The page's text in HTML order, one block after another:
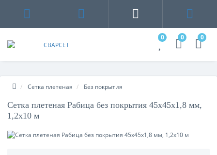
0 0 0
Сетка плетеная Без покрытия
Сетка плетеная Рабица без покрытия 45х45х1,8 мм,
1,2х10 м